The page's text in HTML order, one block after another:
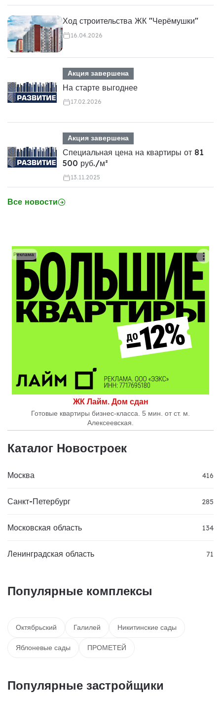
Ход строительства ЖК "Черёмушки"
16.04.2026
Акция завершена
На старте выгоднее
17.02.2026
Акция завершена
Специальная цена на квартиры от 81
500 руб./м²
13.11.2025
Все новости
ЖК Лайм. Дом сдан
Готовые квартиры бизнес-класса. 5 мин. от ст. м.
Алексеевская.
Реклама
Каталог Новостроек
Москва 416
Санкт-Петербург 285
Московская область 134
Ленинградская область 71
Популярные комплексы
Октябрьский Галилей Никитинские сады
Яблоневые сады ПРОМЕТЕЙ
Популярные застройщики